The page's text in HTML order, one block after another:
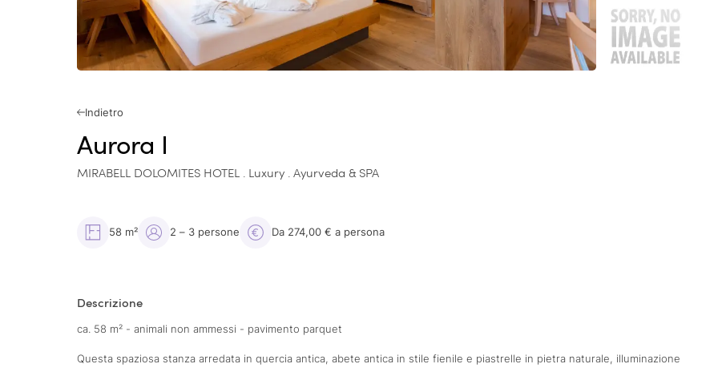
Indietro
Aurora I
MIRABELL DOLOMITES HOTEL . Luxury . Ayurveda & SPA
58 m² 2 – 3 persone Da 274,00 € a persona
Descrizione
ca. 58 m² - animali non ammessi - pavimento parquet
Questa spaziosa stanza arredata in quercia antica, abete antica in stile fienile e piastrelle in pietra naturale, illuminazione